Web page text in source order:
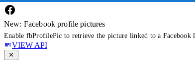
New: Facebook profile pictures
Enable fbProfilePic to retrieve the picture linked to a Facebook
VIEW API